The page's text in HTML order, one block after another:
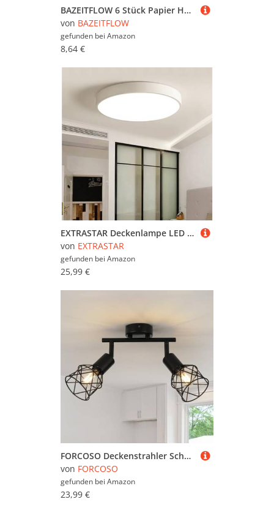
BAZEITFLOW 6 Stück Papier Hängender Stern Lampenschirm Gold Deckenlampe Weihnachtsdeko Leicht Montierbar Für Wohnraum Restaurant Bar Festliche Dekoration
von BAZEITFLOW
gefunden bei Amazon
8,64 €
EXTRASTAR Deckenlampe LED Rund Deckenleuchte: Lampe Wohnzimmer 24W 4200K Neutralweiß 2600LM Ø30CM, Wasserfest Modern Flach Schlafzimmerlampe für Bad Flur Balkon Wohnzimmer Küche Keller
von EXTRASTAR
gefunden bei Amazon
25,99 €
FORCOSO Deckenstrahler Schwarz Schwenkbar 350°, Spots Deckenleuchte 2 Flammig Metall Deckenlampe Strahler, E14 Industrial Deckenspots Wandstrahler, Vintage Decke Küchenlampe Küche Wohnzimmer Flur
von FORCOSO
gefunden bei Amazon
23,99 €